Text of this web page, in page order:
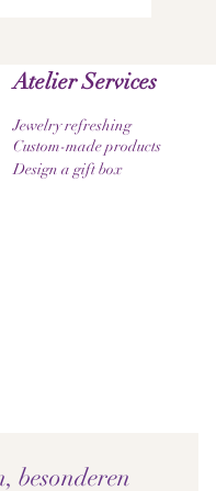
Atelier Services
Jewelry refreshing
Custom-made products
Design a gift box
besonderen